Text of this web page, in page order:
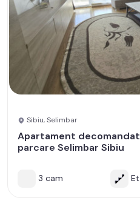
Sibiu, Selimbar
Apartament
parcare Selimbar Sibiu
3 cam